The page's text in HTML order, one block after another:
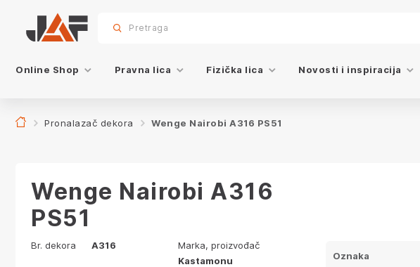
sr.skip-to.main-content
sr.skip-to.table-of-contents
sr.skip-to.main-navigation
Pretraga
Online Shop Pravna lica Fizička lica Novosti i inspiracija
Pronalazač dekora Wenge Nairobi A316 PS51
Wenge Nairobi A316
PS51
Br. dekora A316
Marka, proizvođač
Kastamonu
Oznaka